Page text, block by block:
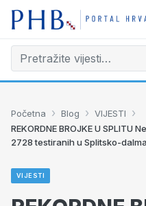
Početna › Blog › VIJESTI ›
REKORDNE BROJKE U
2728 testiranih u Splitsko-
VIJESTI